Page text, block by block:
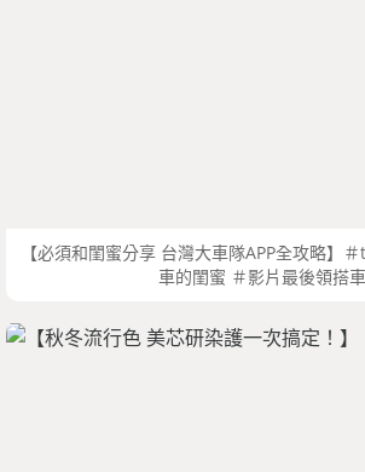
【必須和閨蜜分享 台灣大車隊APP全攻略】
車的閨蜜 ＃影片最後領搭